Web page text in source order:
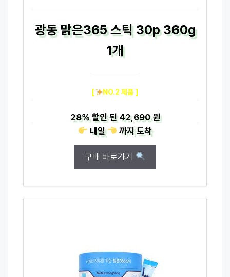
광동 맑은365 스틱 30p 360g
1개
[ NO.2 제품 ]
28%할인 된42,690 원
내일
까지도착
구매 바로가기